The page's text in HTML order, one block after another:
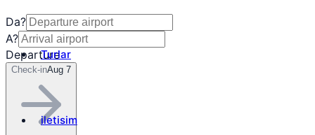
Turlar
iletisim
Da?
A?
Departure
Check-inAug 7